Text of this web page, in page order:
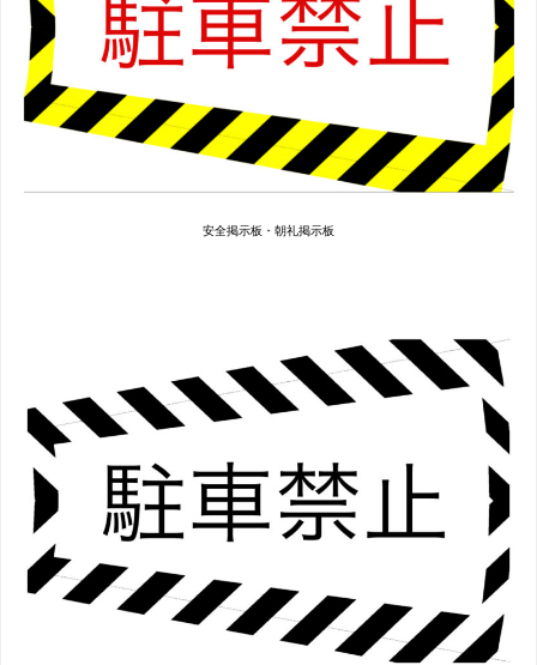
安全掲示板・朝礼掲示板